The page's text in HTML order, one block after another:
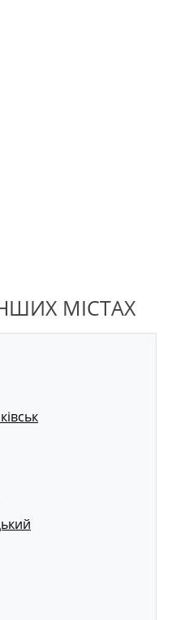
МІСТАХ